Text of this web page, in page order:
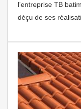
l’entreprise TB
déçu de ses